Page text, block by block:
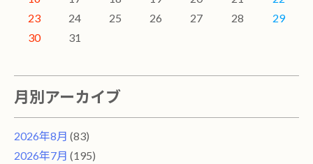
23
24 25 26 27 28
29
30
31
月別アーカイブ
2026年8月 (83)
2026年7月 (195)